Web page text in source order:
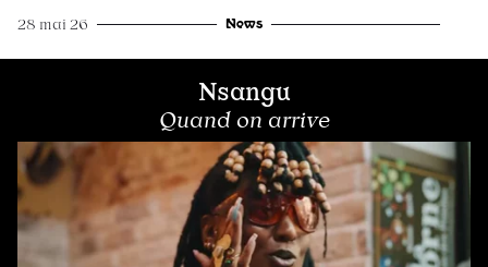
28 mai 26 News
Nsangu
Quand on arrive